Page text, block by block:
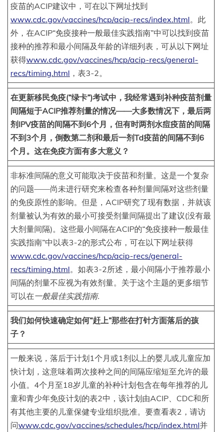
疫苗的ACIP建议中，可在以下网址找到
www.cdc.gov/vaccines/hcp/acip-recs/index.html。此
外，在ACIP“免疫接种一般最佳实践指南”中可以找到疫苗
接种的推荐和最小间隔及年龄的详细列表，可从以下网址
获得www.cdc.gov/vaccines/hcp/acip-recs/general-
recs/timing.html ，表3-2。
在更新移民免疫(“绿卡”)考试中，我经常遇到补种疫苗剂量
间隔短于ACIP推荐剂量的情况——大多数情况下，最后两
剂IPV疫苗的间隔不到6个月，但有时两剂水痘疫苗的间隔
不到3个月，倒数第二剂和最后一剂Td疫苗的间隔不到6
个月。这在免疫方面有多大意义？
非标准间隔的意义可能取决于疫苗和剂量。这是一个复杂
的问题——尚未进行研究来检查各种剂量间隔对这些剂量
的免疫原性的影响。但是，ACIP研究了现有数据，并就该
剂量被认为有效的最小可接受剂量间隔提出了建议(没有最
大剂量间隔)。这些最小间隔在ACIP的“免疫接种一般最佳
实践指南”中以表3-2的形式公布，可在以下网址获得
www.cdc.gov/vaccines/hcp/acip-recs/general-
recs/timing.html。如表3-2所述，最小间隔小于推荐最小
间隔的剂量不应视为有效剂量。关于这个主题的更多细节
可以在一般最佳实践指南.
我们如何快速确定如何“赶上”那些在打针方面落后的孩
子？
一般来说，落后于计划1个月或1剂以上的婴儿或儿童应加
快计划，这意味着两次接种之间的间隔应缩短至允许的最
小值。4个月至18岁儿童的补种计划包含在每年推荐的儿
童和青少年免疫计划的表2中，该计划由ACIP、CDC和所
有其他主要的儿童保健专业组织批准。要查看表2，请访
问www.cdc.gov/vaccines/schedules/hcp/index.html并